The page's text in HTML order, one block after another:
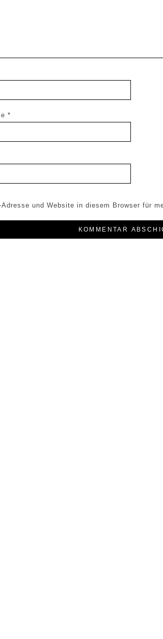
*
Adresse und Website in diesem Browser für